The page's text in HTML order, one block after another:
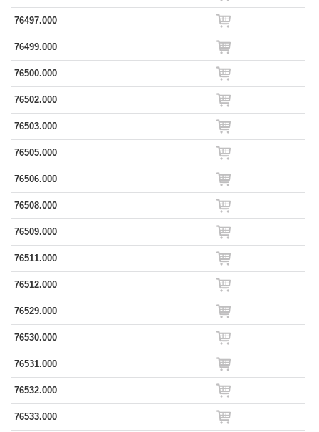
76497.000
76499.000
76500.000
76502.000
76503.000
76505.000
76506.000
76508.000
76509.000
76511.000
76512.000
76529.000
76530.000
76531.000
76532.000
76533.000